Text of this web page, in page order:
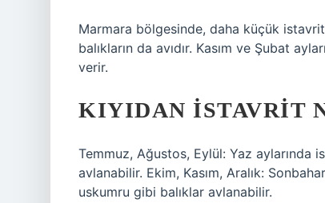
Marmara bölgesinde, daha küçük
balıkların da avıdır. Kasım ve Şubat
verir.
KIYIDAN ISTAVRIT
Temmuz, Ağustos, Eylül: Yaz
avlanabilir. Ekim, Kasım, Aralık:
uskumru gibi balıklar avlanabilir.